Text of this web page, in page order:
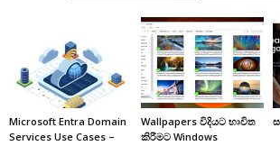
Microsoft Entra Domain
Services Use Cases –
Wallpapers විදියට භාවිත
කිරීමට Windows